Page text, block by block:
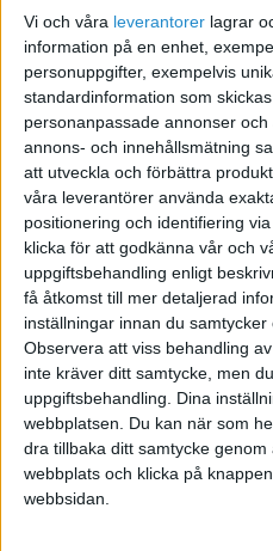
Vi och våra leverantorer lagrar
information på en enhet,
personuppgifter, exempelvis
standardinformation som
personanpassade annonser
annons- och innehållsmätning
att utveckla och förbättra
våra leverantörer använda
positionering och identifiering
klicka för att godkänna vår och
uppgiftsbehandling enligt
få åtkomst till mer detaljerad
inställningar innan du
Observera att viss behandling
inte kräver ditt samtycke, men
uppgiftsbehandling. Dina
webbplatsen. Du kan när som
dra tillbaka ditt samtycke
webbplats och klicka på
webbsidan.
2006-12-30 18:38
Har funderat på en sak
kontantmetoden.
Säg att man får en
kopia dras på fakturan
pengarna förs över till
ifrån... så långt allt väl.
Men vad jag inte riktigt
något sätt även ska
skedde just DET datumet?
någon handling från
transaktionsdatum?